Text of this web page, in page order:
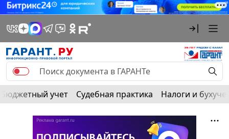
Бюджетный учет Судебная практика Налоги и